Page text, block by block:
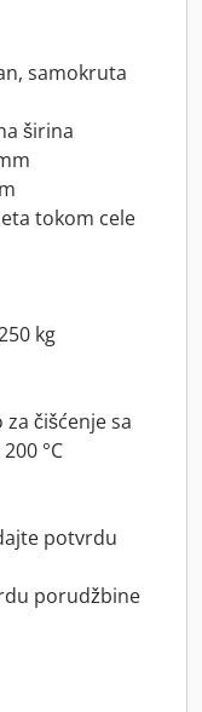
samokruta
širina
tokom cele
kg
čišćenje sa
°C
potvrdu
porudžbine